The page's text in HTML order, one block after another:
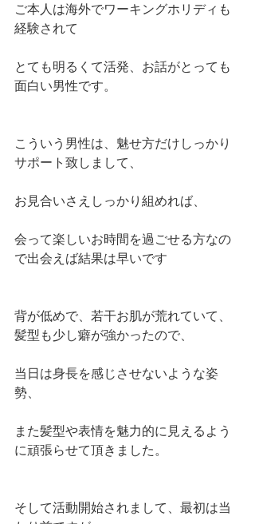
ご本人は海外でワーキングホリディも
経験されて
とても明るくて活発、お話がとっても
面白い男性です。
こういう男性は、魅せ方だけしっかり
サポート致しまして、
お見合いさえしっかり組めれば、
会って楽しいお時間を過ごせる方なの
で出会えば結果は早いです
背が低めで、若干お肌が荒れていて、
髪型も少し癖が強かったので、
当日は身長を感じさせないような姿
勢、
また髪型や表情を魅力的に見えるよう
に頑張らせて頂きました。
そして活動開始されまして、最初は当